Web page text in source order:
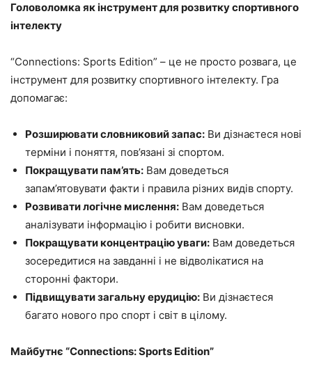
Головоломка як інструмент для розвитку спортивного
інтелекту
“Connections: Sports Edition” – це не просто розвага, це
інструмент для розвитку спортивного інтелекту. Гра
допомагає:
Розширювати словниковий запас: Ви дізнаєтеся нові
терміни і поняття, пов’язані зі спортом.
Покращувати пам’ять: Вам доведеться
запам’ятовувати факти і правила різних видів спорту.
Розвивати логічне мислення: Вам доведеться
аналізувати інформацію і робити висновки.
Покращувати концентрацію уваги: Вам доведеться
зосередитися на завданні і не відволікатися на
сторонні фактори.
Підвищувати загальну ерудицію: Ви дізнаєтеся
багато нового про спорт і світ в цілому.
Майбутнє “Connections: Sports Edition”